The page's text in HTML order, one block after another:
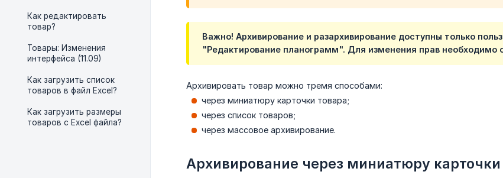
Как редактировать
товар?
Товары: Изменения
интерфейса (11.09)
Как загрузить список
товаров в файл Excel?
Как загрузить размеры
товаров с Excel файла?
Важно! Архивирование и разархивирование доступны только
"Редактирование планограмм". Для изменения прав необходимо
Архивировать товар можно тремя способами:
через миниатюру карточки товара;
через список товаров;
через массовое архивирование.
Архивирование через миниатюру карточки